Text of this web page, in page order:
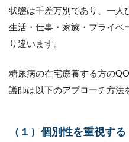
状態は千差万別であり、一人
生活・仕事・家族・プライベ
り違います。
糖尿病の在宅療養する方の
護師は以下のアプローチ方法
（１）個別性を重視する